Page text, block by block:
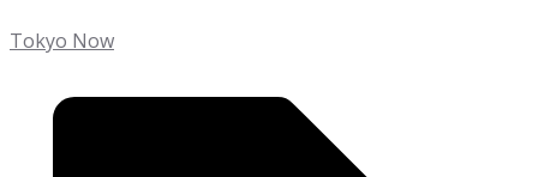
Tokyo Now